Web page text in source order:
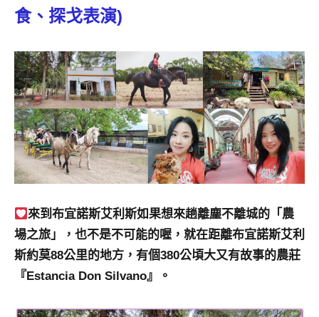
景
節
主
持、
吳
哥
窟
泰
國
旅
書
作
者、
各
發
食、探戈表演)
來到布宜諾斯艾利斯如果想來趟離塵不離城的「農
場之旅」，也不是不可能的喔，就在距離布宜諾斯艾利
斯約莫88公里的地方，有個380公頃大又有故事的農莊
『Estancia Don Silvano』。